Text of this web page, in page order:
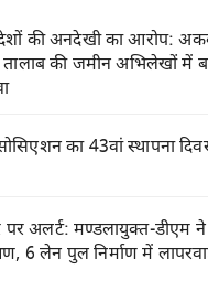
की अनदेखी का आरोप:
तालाब की जमीन अभिलेखों में
का 43वां स्थापना
अलर्ट: मण्डलायुक्त-डीएम
6 लेन पुल निर्माण में